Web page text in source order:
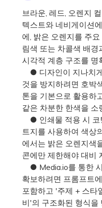
브라운, 레드, 오렌지
텍스트와 네비게이션
에, 밝은 오렌지를 주
림색 또는 차콜색 배
시각적 계층 구조를 명
● 디자인이 지나치
것을 방지하려면 호박
톤을 기본으로 활용하
같은 차분한 한색을 소
● 인쇄물 적용 시 코
트지를 사용하여 색상
에서는 밝은 오렌지색
콘에만 제한해야 대비
● Media.io를 통한
확보하려면 프롬프트
포함하고 '주제 + 스타
비'의 구조화된 형식을